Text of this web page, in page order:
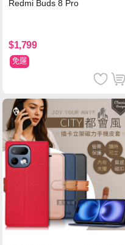
Redmi Buds 8 Pro
$1,799
免運